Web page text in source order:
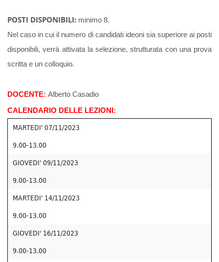
POSTI DISPONIBILI: minimo 8.
Nel caso in cui il numero di candidati ideoni sia superiore ai posti
disponibili, verrà attivata la selezione, strutturata con una prova
scritta e un colloquio.
DOCENTE: Alberto Casadio
CALENDARIO DELLE LEZIONI:
MARTEDI' 07/11/2023
9.00-13.00
GIOVEDI' 09/11/2023
9.00-13.00
MARTEDI' 14/11/2023
9.00-13.00
GIOVEDI' 16/11/2023
9.00-13.00